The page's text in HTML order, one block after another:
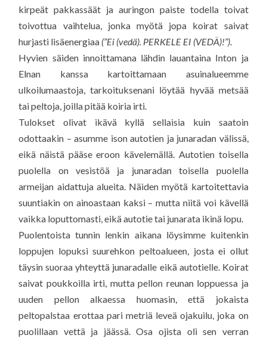
kirpeät pakkassäät ja auringon paiste todella toivat
toivottua vaihtelua, jonka myötä jopa koirat saivat
hurjasti lisäenergiaa (”Ei (vedä). PERKELE EI (VEDÄ)!”).
Hyvien säiden innoittamana lähdin lauantaina Inton ja
Elnan kanssa kartoittamaan asuinalueemme
ulkoilumaastoja, tarkoituksenani löytää hyvää metsää
tai peltoja, joilla pitää koiria irti.
Tulokset olivat ikävä kyllä sellaisia kuin saatoin
odottaakin – asumme ison autotien ja junaradan välissä,
eikä näistä pääse eroon kävelemällä. Autotien toisella
puolella on vesistöä ja junaradan toisella puolella
armeijan aidattuja alueita. Näiden myötä kartoitettavia
suuntiakin on ainoastaan kaksi – mutta niitä voi kävellä
vaikka loputtomasti, eikä autotie tai junarata ikinä lopu.
Puolentoista tunnin lenkin aikana löysimme kuitenkin
loppujen lopuksi suurehkon peltoalueen, josta ei ollut
täysin suoraa yhteyttä junaradalle eikä autotielle. Koirat
saivat poukkoilla irti, mutta pellon reunan loppuessa ja
uuden pellon alkaessa huomasin, että jokaista
peltopalstaa erottaa pari metriä leveä ojakuilu, joka on
puolillaan vettä ja jäässä. Osa ojista oli sen verran